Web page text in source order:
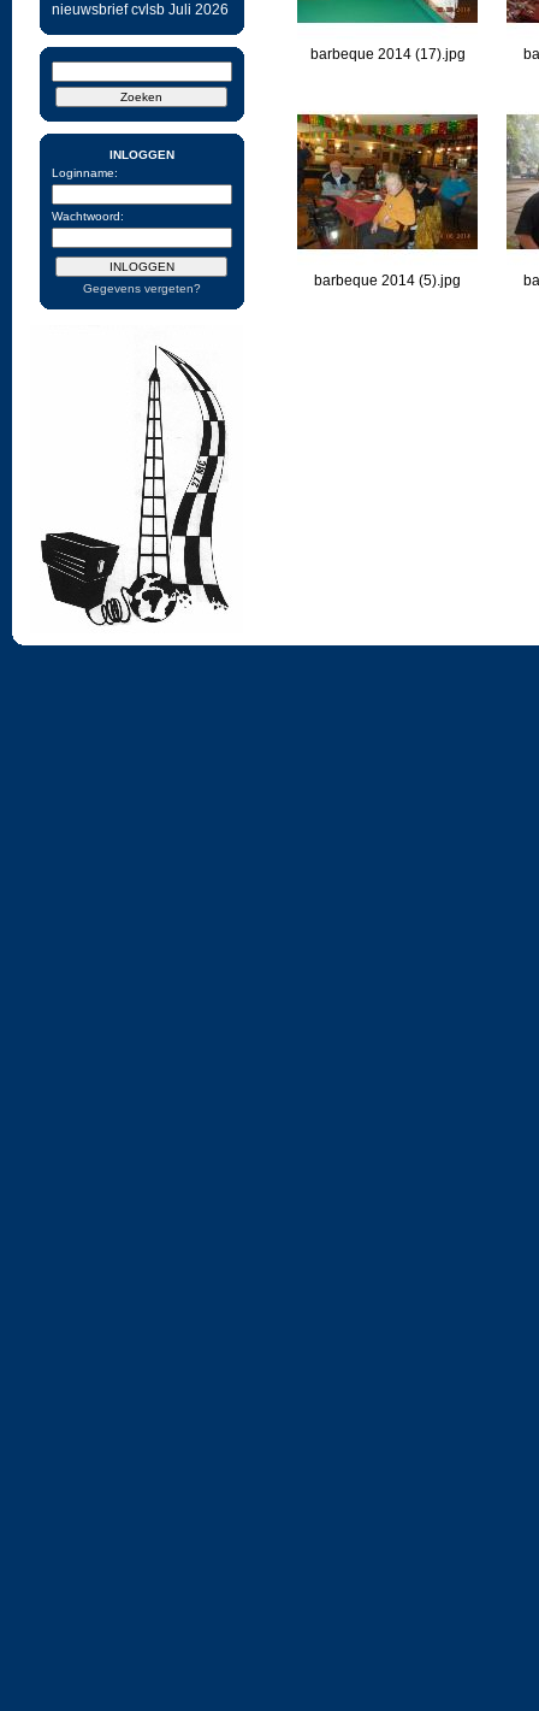
nieuwsbrief cvlsb Juli 2026
INLOGGEN
Loginname:
Wachtwoord:
Gegevens vergeten?
barbeque 2014 (17).jpg
barbeque 2014 (5).jpg